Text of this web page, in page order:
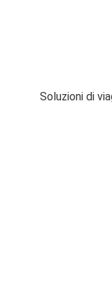
Soluzioni di